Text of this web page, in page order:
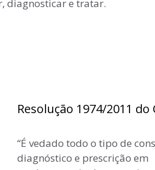
diagnosticar e tratar.
Resolução 1974/2011 do
“É vedado todo o tipo de
diagnóstico e prescrição em